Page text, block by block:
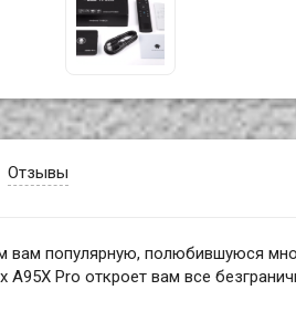
Отзывы
вам популярную, полюбившуюся
A95X Pro откроет вам все